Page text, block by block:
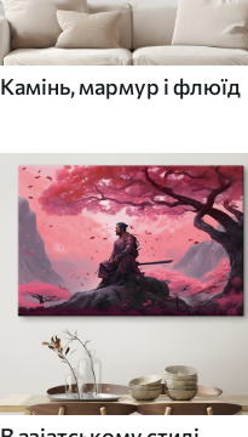
Камінь, мармур і флюїд